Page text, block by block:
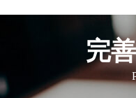
完